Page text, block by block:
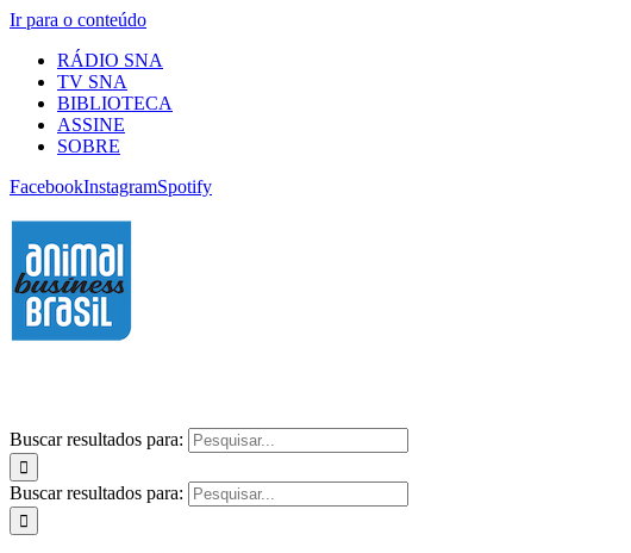
Ir para o conteúdo
RÁDIO SNA
TV SNA
BIBLIOTECA
ASSINE
SOBRE
FacebookInstagramSpotify
Buscar resultados para:
Buscar resultados para: